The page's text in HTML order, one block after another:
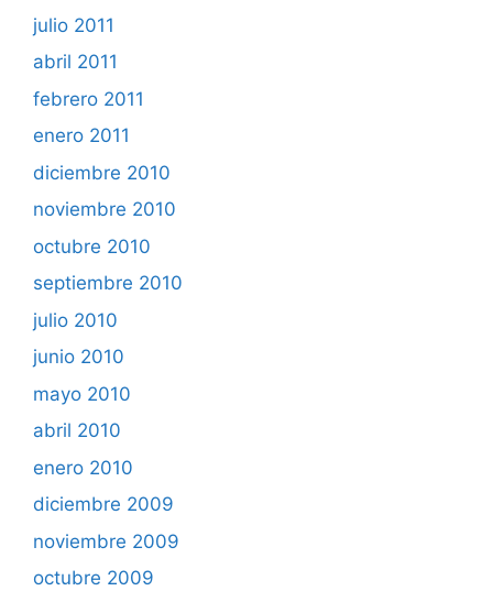
julio 2011
abril 2011
febrero 2011
enero 2011
diciembre 2010
noviembre 2010
octubre 2010
septiembre 2010
julio 2010
junio 2010
mayo 2010
abril 2010
enero 2010
diciembre 2009
noviembre 2009
octubre 2009